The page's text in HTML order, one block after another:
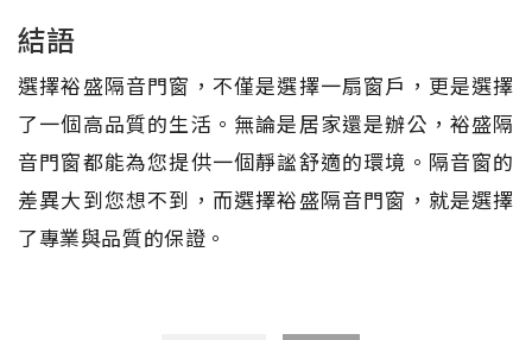
結語
選擇裕盛隔音門窗，不僅是選擇一扇窗戶，更是選擇
了一個高品質的生活。無論是居家還是辦公，裕盛隔
音門窗都能為您提供一個靜謐舒適的環境。隔音窗的
差異大到您想不到，而選擇裕盛隔音門窗，就是選擇
了專業與品質的保證。